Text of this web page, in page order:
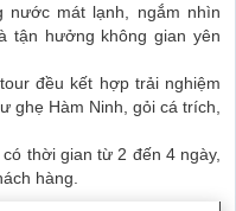
mát lạnh, ngắm nhìn
tận hưởng không gian yên
đều kết hợp trải nghiệm
ghẹ Hàm Ninh, gỏi cá trích,
thời gian từ 2 đến 4 ngày,
hàng.